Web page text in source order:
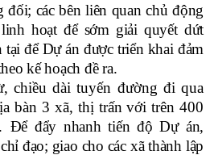
các bên liên quan chủ động
hoạt để sớm giải quyết dứt
tại để Dự án được triển khai đảm
kế hoạch đề ra.
chiều dài tuyến đường đi qua
bàn 3 xã, thị trấn với trên 400
Để đẩy nhanh tiến độ Dự án,
đạo; giao cho các xã thành lập